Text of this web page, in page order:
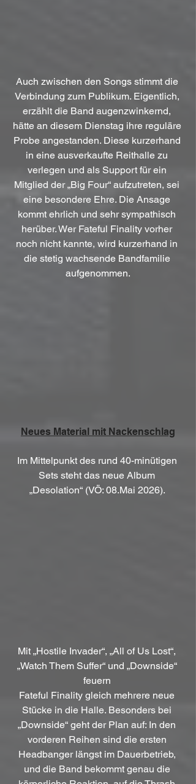
Auch zwischen den Songs stimmt die
Verbindung zum Publikum. Eigentlich,
erzählt die Band augenzwinkernd,
hätte an diesem Dienstag ihre reguläre
Probe angestanden. Diese kurzerhand
in eine ausverkaufte Reithalle zu
verlegen und als Support für ein
Mitglied der „Big Four“ aufzutreten, sei
eine besondere Ehre. Die Ansage
kommt ehrlich und sehr sympathisch
herüber. Wer Fateful Finality vorher
noch nicht kannte, wird kurzerhand in
die stetig wachsende Bandfamilie
aufgenommen.
Neues Material mit Nackenschlag
Im Mittelpunkt des rund 40-minütigen
Sets steht das neue Album
„Desolation“ (VÖ: 08.Mai 2026).
Mit „Hostile Invader“, „All of Us Lost“,
„Watch Them Suffer“ und „Downside“
feuern
Fateful Finality gleich mehrere neue
Stücke in die Halle. Besonders bei
„Downside“ geht der Plan auf: In den
vorderen Reihen sind die ersten
Headbanger längst im Dauerbetrieb,
und die Band bekommt genau die